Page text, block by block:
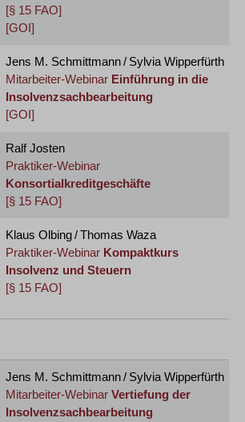
[§ 15 FAO]
[GOI]
Jens M. Schmittmann / Sylvia Wipperfürth
Mitarbeiter-Webinar Einführung in die
Insolvenzsachbearbeitung
[GOI]
Ralf Josten
Praktiker-Webinar
Konsortialkreditgeschäfte
[§ 15 FAO]
Klaus Olbing / Thomas Waza
Praktiker-Webinar Kompaktkurs
Insolvenz und Steuern
[§ 15 FAO]
Jens M. Schmittmann / Sylvia Wipperfürth
Mitarbeiter-Webinar Vertiefung der
Insolvenzsachbearbeitung